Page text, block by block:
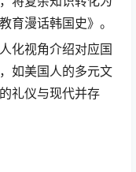
育漫话韩国史》。
化视角介绍对应国
如美国人的多元文
礼仪与现代并存